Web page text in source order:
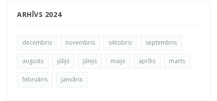
ARHĪVS 2024
decembris novembris oktobris septembris
augusts jūlijs jūnijs maijs aprīlis marts
februāris janvāris